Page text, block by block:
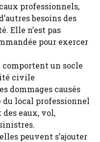
professionnels,
besoins des
Elle n’est pas
pour exercer
comportent un socle
civile
dommages causés
du local professionnel
eaux, vol,
peuvent s’ajouter